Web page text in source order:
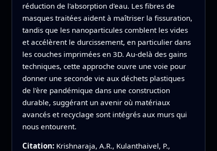
réduction de l'absorption d'eau. Les fibres de
masques traitées aident à maîtriser la fissuration,
tandis que les nanoparticules comblent les vides
et accélèrent le durcissement, en particulier dans
les couches imprimées en 3D. Au-delà des gains
techniques, cette approche ouvre une voie pour
donner une seconde vie aux déchets plastiques
de l'ère pandémique dans une construction
durable, suggérant un avenir où matériaux
avancés et recyclage sont intégrés aux murs qui
nous entourent.
Citation: Krishnaraja, A.R., Kulanthaivel, P.,